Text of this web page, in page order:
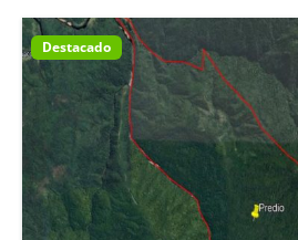
Destacado